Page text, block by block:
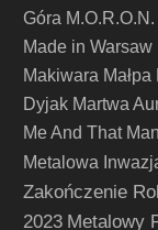
Góra M.O.R.O.N.
Made in Warsaw
Makiwara Małpa
Dyjak Martwa
Me And That Man
Metalowa
Zakończenie
2023 Metalowy